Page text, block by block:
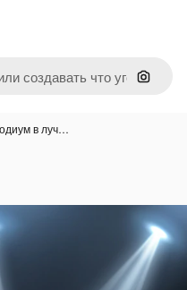
Поиск
в луч…